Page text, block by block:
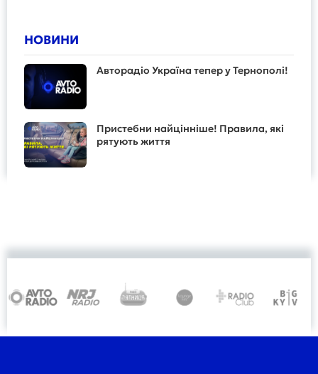
НОВИНИ
Авторадіо Україна тепер у Тернополі!
Пристебни найцінніше! Правила, які
рятують життя